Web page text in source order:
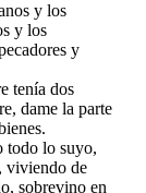
y los
y los
y
tenía dos
dame la parte
todo lo suyo,
viviendo de
sobrevino en